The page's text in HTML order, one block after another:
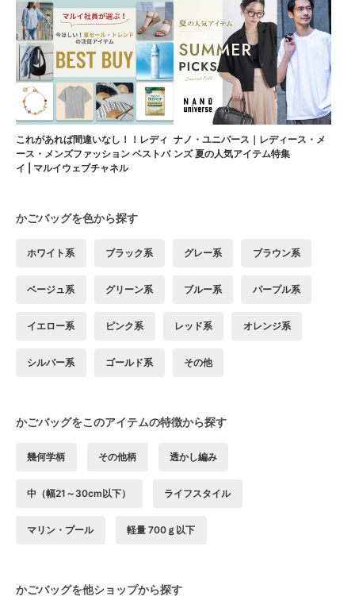
これがあれば間違いなし！！レディ
ース・メンズファッション ベストバ
イ | マルイウェブチャネル
ナノ・ユニバース｜レディース・メ
ンズ 夏の人気アイテム特集
かごバッグを色から探す
ホワイト系 ブラック系 グレー系 ブラウン系
ベージュ系 グリーン系 ブルー系 パープル系
イエロー系 ピンク系 レッド系 オレンジ系
シルバー系 ゴールド系 その他
かごバッグをこのアイテムの特徴から探す
幾何学柄 その他柄 透かし編み
中（幅21～30cm以下） ライフスタイル
マリン・プール 軽量 700ｇ以下
かごバッグを他ショップから探す